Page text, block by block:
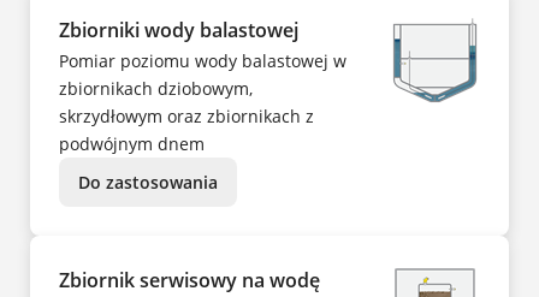
Zbiorniki wody balastowej
Pomiar poziomu wody balastowej w
zbiornikach dziobowym,
skrzydłowym oraz zbiornikach z
podwójnym dnem
Do zastosowania
Zbiornik serwisowy na wodę